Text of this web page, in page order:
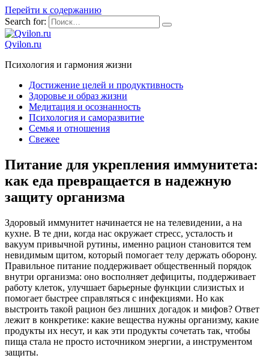
Перейти к содержанию
Search for:
Qvilon.ru
Психология и гармония жизни
Достижение целей и продуктивность
Здоровье и образ жизни
Медитация и осознанность
Психология и саморазвитие
Семья и отношения
Свежее
Питание для укрепления иммунитета:
как еда превращается в надежную
защиту организма
Здоровый иммунитет начинается не на телевидении, а на
кухне. В те дни, когда нас окружает стресс, усталость и
вакуум привычной рутины, именно рацион становится тем
невидимым щитом, который помогает телу держать оборону.
Правильное питание поддерживает общественный порядок
внутри организма: оно восполняет дефициты, поддерживает
работу клеток, улучшает барьерные функции слизистых и
помогает быстрее справляться с инфекциями. Но как
выстроить такой рацион без лишних догадок и мифов? Ответ
лежит в конкретике: какие вещества нужны организму, какие
продукты их несут, и как эти продукты сочетать так, чтобы
пища стала не просто источником энергии, а инструментом
защиты.